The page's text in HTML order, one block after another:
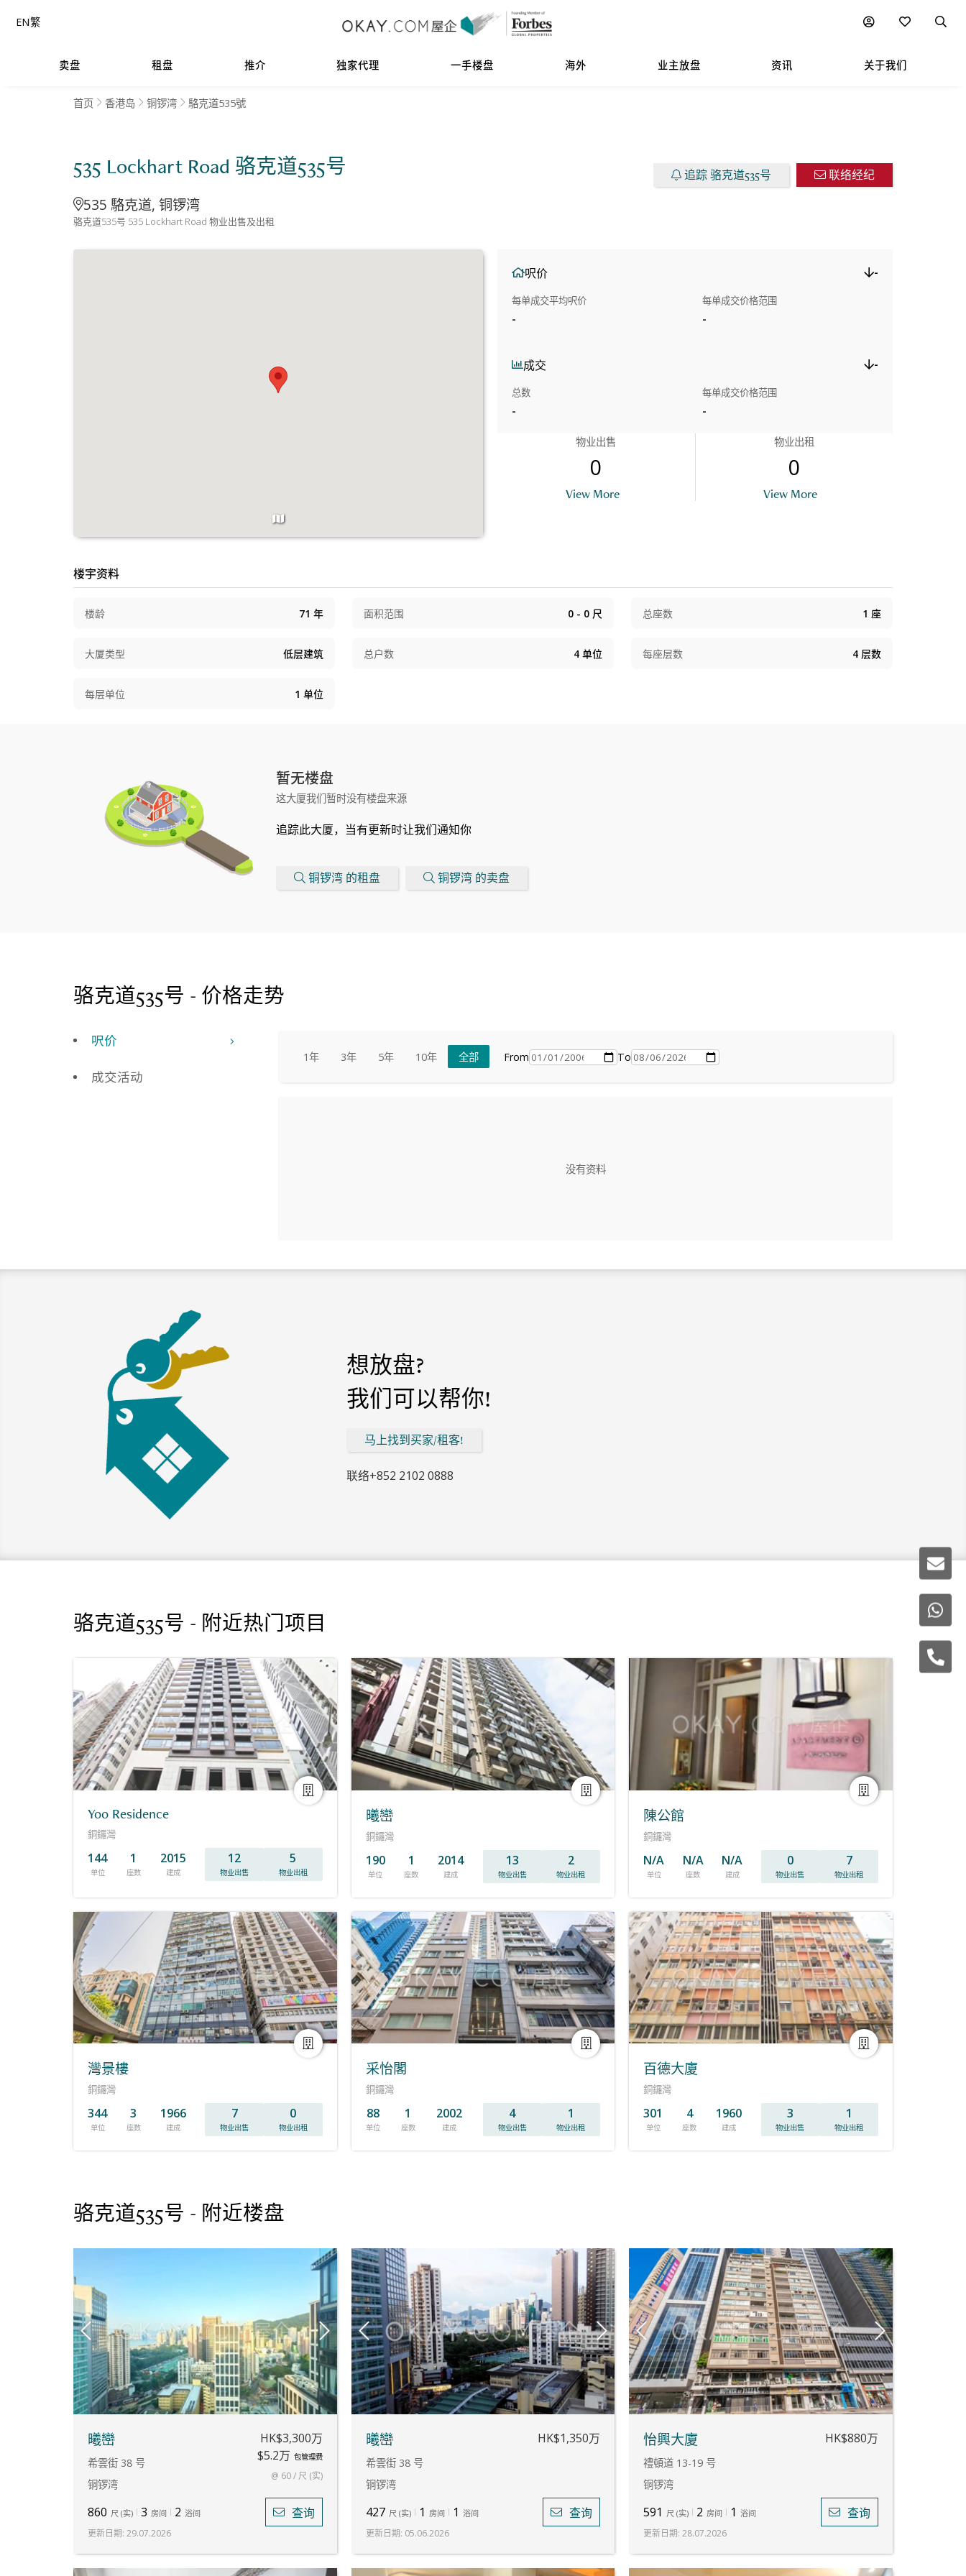
卖盘 租盘 推介 独家代理 一手楼盘 海外 业主放盘 资讯 关于我们
EN繁 附近热门项目
首页 香港岛 铜锣湾 駱克道535號
535 Lockhart Road 骆克道535号
535 駱克道, 铜锣湾
追踪 骆克道535号 联络经纪
骆克道535号 535 Lockhart Road 物业出售及出租
呎价 -
每单成交平均呎价
-
每单成交价格范围
-
成交 -
总数
-
每单成交价格范围
-
物业出售
0
View More
物业出租
0
View More
楼宇资料
楼龄 71 年 面积范围 0 - 0 尺 总座数 1 座
大厦类型 低层建筑 总户数 4 单位 每座层数 4 层数
每层单位 1 单位
暂无楼盘
这大厦我们暂时没有楼盘来源
追踪此大厦，当有更新时让我们通知你
铜锣湾 的租盘 铜锣湾 的卖盘
骆克道535号 - 价格走势
呎价
成交活动
1年 3年 5年 10年 全部 From To
没有资料
想放盘?
我们可以帮你!
马上找到买家/租客!
联络+852 2102 0888
骆克道535号 - 附近热门项目
Yoo Residence
銅鑼灣
144
单位
1
座数
2015
建成
12
物业出售
5
物业出租
曦巒
銅鑼灣
190
单位
1
座数
2014
建成
13
物业出售
2
物业出租
陳公館
銅鑼灣
N/A
单位
N/A
座数
N/A
建成
0
物业出售
7
物业出租
灣景樓
銅鑼灣
344
单位
3
座数
1966
建成
7
物业出售
0
物业出租
采怡閣
銅鑼灣
88
单位
1
座数
2002
建成
4
物业出售
1
物业出租
百德大廈
銅鑼灣
301
单位
4
座数
1960
建成
3
物业出售
1
物业出租
骆克道535号 - 附近楼盘
曦巒
希雲街 38 号
铜锣湾
HK$3,300万
$5.2万 包管理费
@ 60 / 尺 (实)
860 尺 (实) 3 房间 2 浴间 查询
更新日期: 29.07.2026
曦巒
希雲街 38 号
铜锣湾
HK$1,350万
427 尺 (实) 1 房间 1 浴间 查询
更新日期: 05.06.2026
怡興大廈
禮頓道 13-19 号
铜锣湾
HK$880万
591 尺 (实) 2 房间 1 浴间 查询
更新日期: 28.07.2026